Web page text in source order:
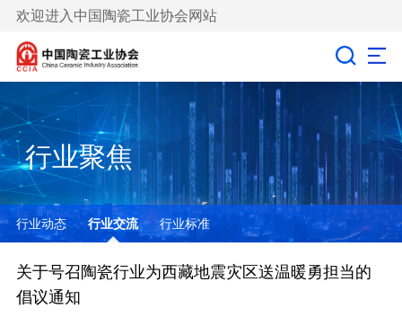
欢迎进入中国陶瓷工业协会网站
行业聚焦
行业动态 行业交流 行业标准
关于号召陶瓷行业为西藏地震灾区送温暖勇担当的
倡议通知